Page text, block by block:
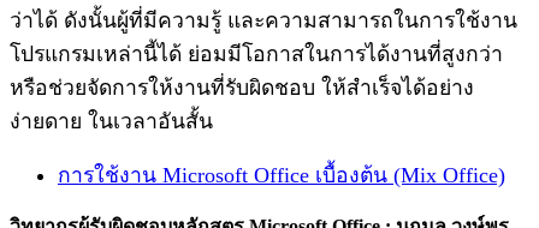
ว่าได้ ดังนั้นผู้ที่มีความรู้ และความสามารถในการใช้งาน
โปรแกรมเหล่านี้ได้ ย่อมมีโอกาสในการได้งานที่สูงกว่า
หรือช่วยจัดการให้งานที่รับผิดชอบ ให้สำเร็จได้อย่าง
ง่ายดาย ในเวลาอันสั้น
การใช้งาน Microsoft Office เบื้องต้น (Mix Office)